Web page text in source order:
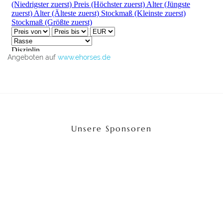
UNSERE WEITEREN WEBSEITEN
Angeboten auf www.ehorses.de
Unsere Sponsoren